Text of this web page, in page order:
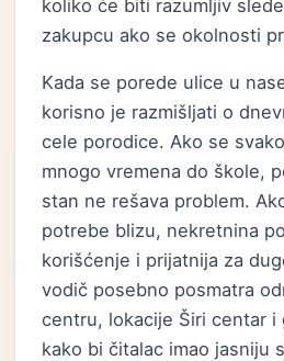
koliko će biti razumljiv
zakupcu ako se okolnosti
Kada se porede ulice u
korisno je razmišljati o
cele porodice. Ako se
mnogo vremena do škole,
stan ne rešava problem.
potrebe blizu, nekretnina
korišćenje i prijatnija za
vodič posebno posmatra
centru, lokacije Širi centar i
kako bi čitalac imao jasniju